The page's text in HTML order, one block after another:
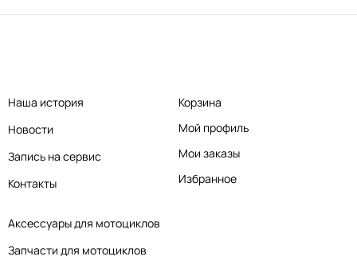
Аксессуары для мотоциклов
Запчасти для мотоциклов
Наша история
Новости
Запись на сервис
Контакты
Корзина
Мой профиль
Мои заказы
Избранное